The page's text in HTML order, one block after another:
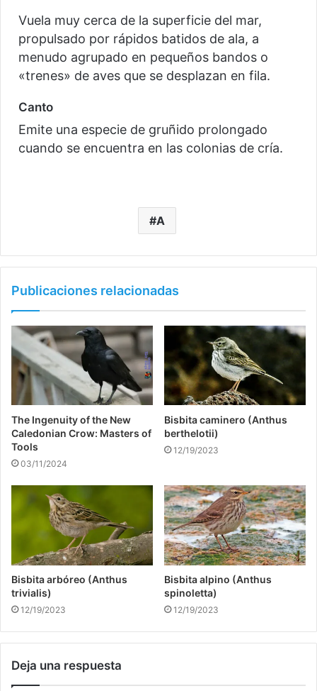
Vuela muy cerca de la superficie del mar,
propulsado por rápidos batidos de ala, a
menudo agrupado en pequeños bandos o
«trenes» de aves que se desplazan en fila.
Canto
Emite una especie de gruñido prolongado
cuando se encuentra en las colonias de cría.
A
Publicaciones relacionadas
The Ingenuity of the New
Caledonian Crow: Masters of
Tools
03/11/2024
Bisbita caminero (Anthus
berthelotii)
12/19/2023
Bisbita arbóreo (Anthus
trivialis)
12/19/2023
Bisbita alpino (Anthus
spinoletta)
12/19/2023
Deja una respuesta